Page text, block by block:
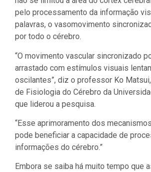
pelo processamento da informação
palavras, o vasomovimento
por todo o cérebro.
“O movimento vascular sincronizado
arrastado com estímulos visuais
oscilantes”, diz o professor Ko
de Fisiologia do Cérebro da
que liderou a pesquisa.
“Esse aprimoramento dos
pode beneficiar a capacidade de
informações do cérebro.”
Embora se saiba há muito tempo que